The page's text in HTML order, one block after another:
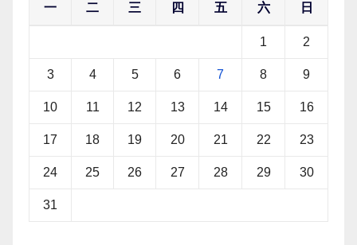
一 二 三 四 五 六 日
1 2
3 4 5 6 7 8 9
10 11 12 13 14 15 16
17 18 19 20 21 22 23
24 25 26 27 28 29 30
31